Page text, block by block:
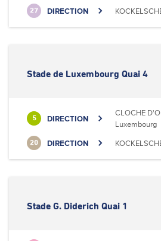
27 DIRECTION
Stade de Luxembourg Quai 4
5 DIRECTION
CLOCHE
Luxembourg
20 DIRECTION
Stade G. Diderich Quai 1